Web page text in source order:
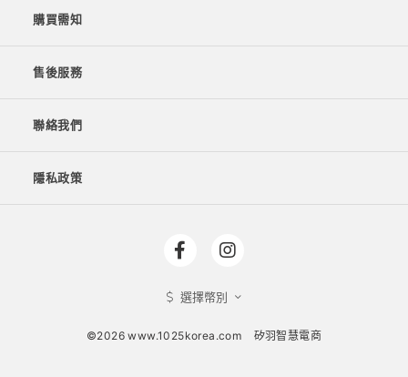
購買需知
售後服務
聯絡我們
隱私政策
選擇幣別
©2026 www.1025korea.com 矽羽智慧電商